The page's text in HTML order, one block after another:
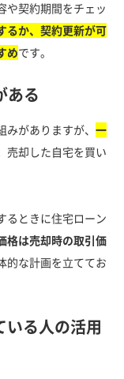
や契約期間をチェッ
か、 契約更新が可
めです。
ある
がありますが、 一
売却した自宅を買い
るときに住宅ローン
格は売却時の取引価
的な計画を立ててお
いる人の活用